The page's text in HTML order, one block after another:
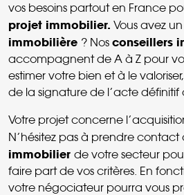
vos besoins partout en France
projet immobilier. Vous avez
immobilière ? Nos conseillers
accompagnent de A à Z pour
estimer votre bien et à le
de la signature de l’acte définitif
Votre projet concerne
N’hésitez pas à prendre contact
immobilier de votre secteur
faire part de vos critères. En
votre négociateur pourra vous